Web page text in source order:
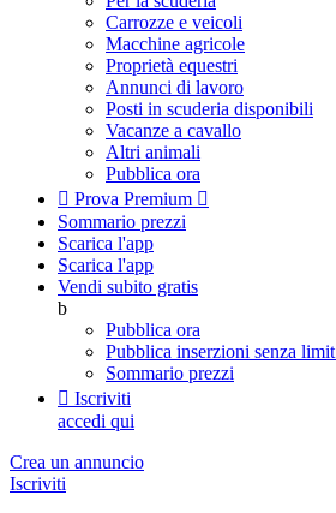
Carrozze e veicoli
Macchine agricole
Proprietà equestri
Annunci di lavoro
Posti in scuderia disponibili
Vacanze a cavallo
Altri animali
Pubblica ora
 Prova Premium 
Sommario prezzi
Scarica l'app
Scarica l'app
Vendi subito gratis
b
Pubblica ora
Pubblica inserzioni senza limit
Sommario prezzi
 Iscriviti
accedi qui
Crea un annuncio
Iscriviti